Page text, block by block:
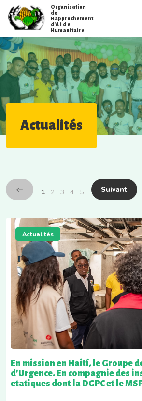
Organisation
de
Rapprochement
d'A i d e
Humanitaire
Actualités
1 2 3 4 5 Suivant
Actualités
En mission en Haití, le Groupe
d’Urgence. En compagnie des
etatiques dont la DGPC et le